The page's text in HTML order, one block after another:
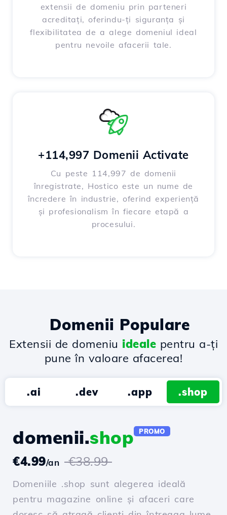
extensii de domeniu prin parteneri
acreditați, oferindu-ți siguranța și
flexibilitatea de a alege domeniul ideal
pentru nevoile afacerii tale.
+114,997 Domenii Activate
Cu peste 114,997 de domenii
înregistrate, Hostico este un nume de
încredere în industrie, oferind experiență
și profesionalism în fiecare etapă a
procesului.
Domenii Populare
Extensii de domeniu ideale pentru a-ți
pune în valoare afacerea!
.ai .dev .app .shop
domenii.shop PROMO
€4.99/an €38.99
Domeniile .shop sunt alegerea ideală
pentru magazine online și afaceri care